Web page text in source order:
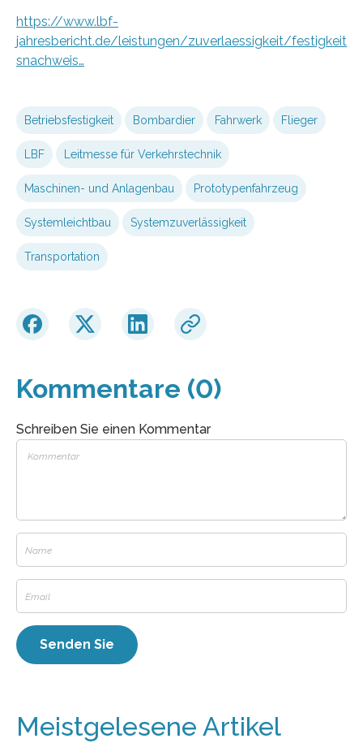
https://www.lbf-
jahresbericht.de/leistungen/zuverlaessigkeit/festigkeit
snachweis…
Betriebsfestigkeit Bombardier Fahrwerk Flieger
LBF Leitmesse für Verkehrstechnik
Maschinen- und Anlagenbau Prototypenfahrzeug
Systemleichtbau Systemzuverlässigkeit
Transportation
Kommentare (0)
Schreiben Sie einen Kommentar
Meistgelesene Artikel